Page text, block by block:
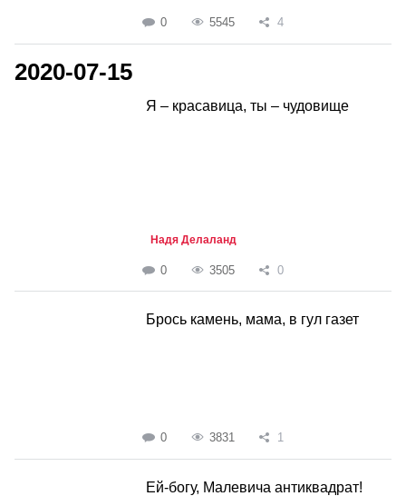
0 5545 4
2020-07-15
Я – красавица, ты – чудовище
Надя Делаланд
0 3505 0
Брось камень, мама, в гул газет
0 3831 1
Ей-богу, Малевича антиквадрат!